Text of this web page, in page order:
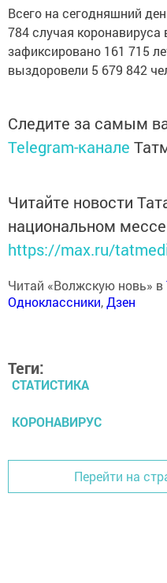
Всего на сегодняшний
784 случая коронавируса
зафиксировано 161 715
выздоровели 5 679 842
Следите за самым
Telegram-канале
Читайте новости
национальном
https://max.ru/
Читай «Волжскую новь» в
Одноклассники,Дзен
Теги:
СТАТИСТИКА
КОРОНАВИРУС
Перейти на